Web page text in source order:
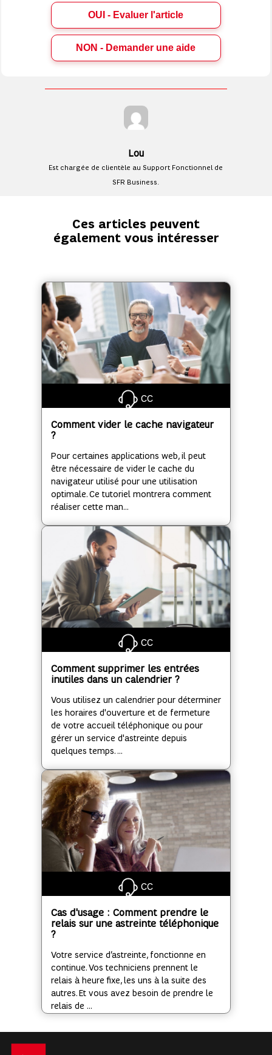
OUI - Evaluer l'article
Lou
Est chargée de clientèle au Support Fonctionnel de
SFR Business.
Ces articles peuvent
également vous intéresser
CC
Comment vider le cache navigateur
?
Pour certaines applications web, il peut
être nécessaire de vider le cache du
navigateur utilisé pour une utilisation
optimale. Ce tutoriel montrera comment
réaliser cette man...
CC
Comment supprimer les entrées
inutiles dans un calendrier ?
Vous utilisez un calendrier pour déterminer
les horaires d'ouverture et de fermeture
de votre accueil téléphonique ou pour
gérer un service d'astreinte depuis
quelques temps. ...
CC
Cas d'usage : Comment prendre le
relais sur une astreinte téléphonique
?
Votre service d’astreinte, fonctionne en
continue. Vos techniciens prennent le
relais à heure fixe, les uns à la suite des
autres. Et vous avez besoin de prendre le
relais de ...